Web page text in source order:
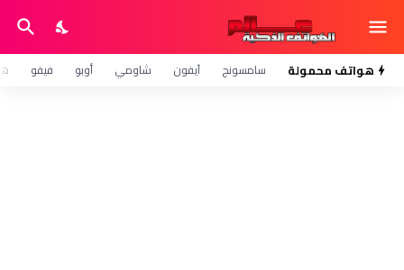
هواتف محمولة سامسونج آيفون شاومي أوبو فيفو